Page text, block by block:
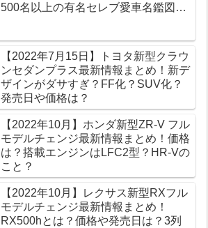
500名以上の有名セレブ愛車名鑑図鑑
【2022年7月15日】トヨタ新型クラウ
ンセダンプラス最新情報まとめ！新デ
ザインがダサすぎ？FF化？SUV化？
発売日や価格は？
【2022年10月】ホンダ新型ZR-V フル
モデルチェンジ最新情報まとめ！価格
は？搭載エンジンはLFC2型？HR-Vの
こと？
【2022年10月】レクサス新型RXフル
モデルチェンジ最新情報まとめ！
RX500hとは？価格や発売日は？3列